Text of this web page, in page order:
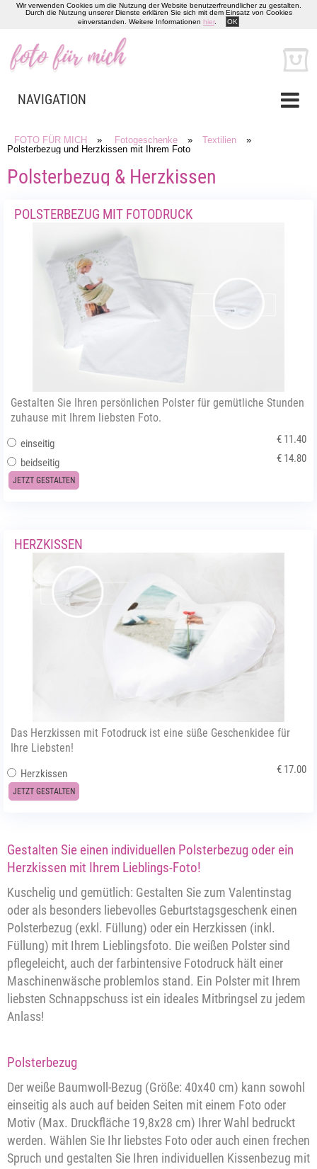
Wir verwenden Cookies um die Nutzung der Website benutzerfreundlicher zu gestalten.
Durch die Nutzung unserer Dienste erklären Sie sich mit dem Einsatz von Cookies
einverstanden. Weitere Informationen hier. OK
NAVIGATION
FOTO FÜR MICH » Fotogeschenke » Textilien
»
Polsterbezug und Herzkissen mit Ihrem Foto
Polsterbezug & Herzkissen
POLSTERBEZUG MIT FOTODRUCK
Gestalten Sie Ihren persönlichen Polster für gemütliche Stunden
zuhause mit Ihrem liebsten Foto.
einseitig
€ 11.40
beidseitig
€ 14.80
JETZT GESTALTEN
HERZKISSEN
Das Herzkissen mit Fotodruck ist eine süße Geschenkidee für
Ihre Liebsten!
Herzkissen € 17.00
JETZT GESTALTEN
Gestalten Sie einen individuellen Polsterbezug oder ein
Herzkissen mit Ihrem Lieblings-Foto!
Kuschelig und gemütlich: Gestalten Sie zum Valentinstag
oder als besonders liebevolles Geburtstagsgeschenk einen
Polsterbezug (exkl. Füllung) oder ein Herzkissen (inkl.
Füllung) mit Ihrem Lieblingsfoto. Die weißen Polster sind
pflegeleicht, auch der farbintensive Fotodruck hält einer
Maschinenwäsche problemlos stand. Ein Polster mit Ihrem
liebsten Schnappschuss ist ein ideales Mitbringsel zu jedem
Anlass!
Polsterbezug
Der weiße Baumwoll-Bezug (Größe: 40x40 cm) kann sowohl
einseitig als auch auf beiden Seiten mit einem Foto oder
Motiv (Max. Druckfläche 19,8x28 cm) Ihrer Wahl bedruckt
werden. Wählen Sie Ihr liebstes Foto oder auch einen frechen
Spruch und gestalten Sie Ihren individuellen Kissenbezug mit